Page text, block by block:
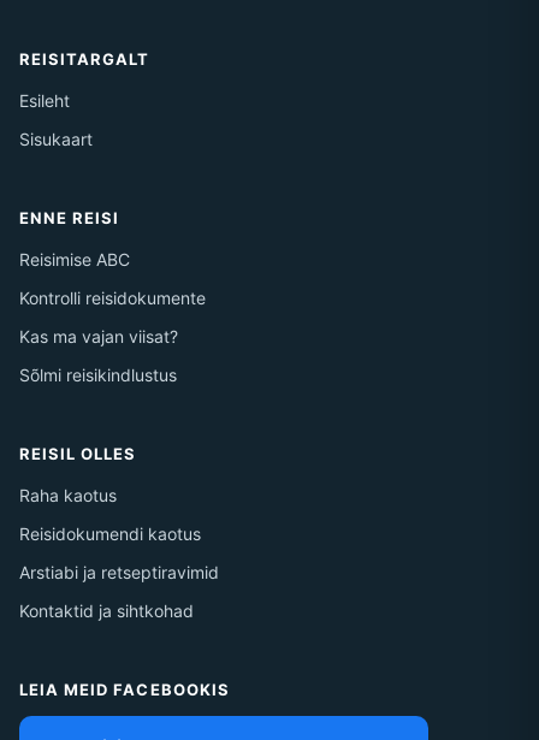
REISITARGALT
Esileht
Sisukaart
ENNE REISI
Reisimise ABC
Kontrolli reisidokumente
Kas ma vajan viisat?
Sõlmi reisikindlustus
REISIL OLLES
Raha kaotus
Reisidokumendi kaotus
Arstiabi ja retseptiravimid
Kontaktid ja sihtkohad
LEIA MEID FACEBOOKIS